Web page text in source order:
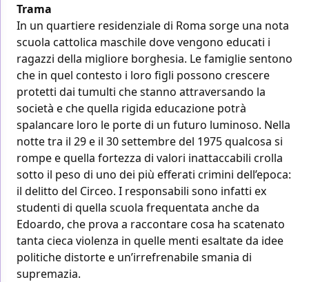
Trama
In un quartiere residenziale di Roma sorge una nota
scuola cattolica maschile dove vengono educati i
ragazzi della migliore borghesia. Le famiglie sentono
che in quel contesto i loro figli possono crescere
protetti dai tumulti che stanno attraversando la
società e che quella rigida educazione potrà
spalancare loro le porte di un futuro luminoso. Nella
notte tra il 29 e il 30 settembre del 1975 qualcosa si
rompe e quella fortezza di valori inattaccabili crolla
sotto il peso di uno dei più efferati crimini dell’epoca:
il delitto del Circeo. I responsabili sono infatti ex
studenti di quella scuola frequentata anche da
Edoardo, che prova a raccontare cosa ha scatenato
tanta cieca violenza in quelle menti esaltate da idee
politiche distorte e un’irrefrenabile smania di
supremazia.